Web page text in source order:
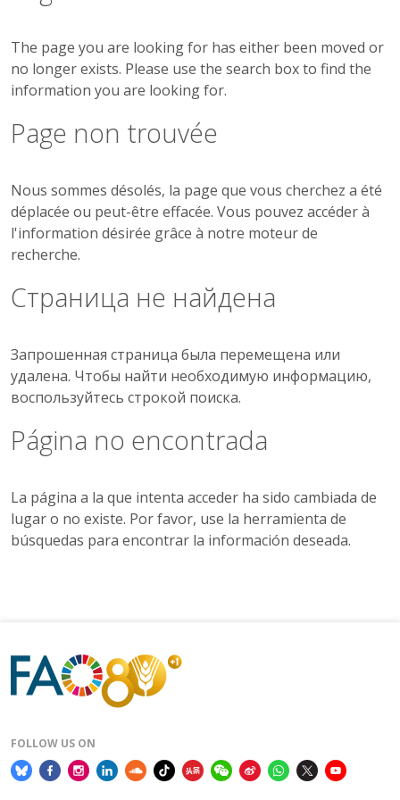
The page you are looking for has either been moved or
no longer exists. Please use the search box to find the
information you are looking for.
Page non trouvée
Nous sommes désolés, la page que vous cherchez a été
déplacée ou peut-être effacée. Vous pouvez accéder à
l'information désirée grâce à notre moteur de
recherche.
Страница не найдена
Запрошенная страница была перемещена или
удалена. Чтобы найти необходимую информацию,
воспользуйтесь строкой поиска.
Página no encontrada
La página a la que intenta acceder ha sido cambiada de
lugar o no existe. Por favor, use la herramienta de
búsquedas para encontrar la información deseada.
FOLLOW US ON